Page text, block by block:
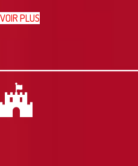
VOIR PLUS